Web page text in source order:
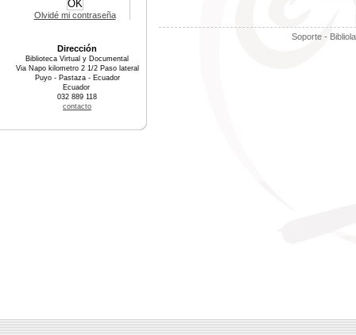
Soporte -
Olvidé mi contraseña
Dirección
Biblioteca Virtual y Documental
Via Napo kilometro 2 1/2 Paso lateral
Puyo - Pastaza - Ecuador
Ecuador
032 889 118
contacto